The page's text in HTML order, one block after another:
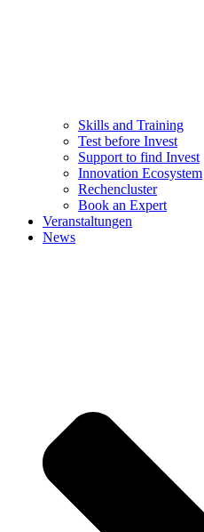
Skills and Training
Test before Invest
Support to find Invest
Innovation Ecosystem
Rechencluster​
Book an Expert
Veranstaltungen
News